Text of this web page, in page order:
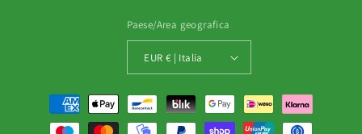
Paese/Area geografica
EUR € | Italia
Metodi